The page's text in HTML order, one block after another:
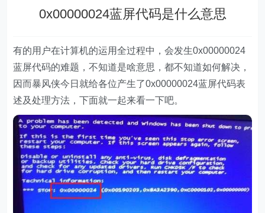
0x00000024蓝屏代码是什么意思
有的用户在计算机的运用全过程中，会发生0x00000024
蓝屏代码的难题，不知道是啥意思，都不知道如何解决，
因而暴风侠今日就给各位产生了0x00000024蓝屏代码表
述及处理方法，下面就一起来看一下吧。